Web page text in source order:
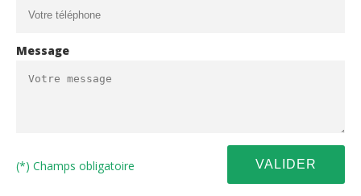
Message
(*) Champs obligatoire